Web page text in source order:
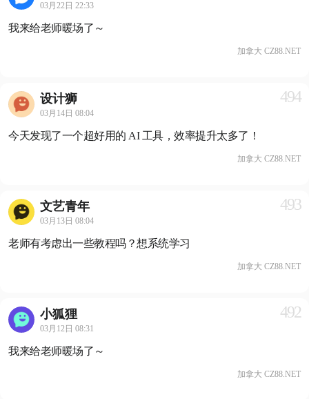
03月22日 22:33
我来给老师暖场了～
加拿大 CZ88.NET
设计狮
03月14日 08:04
494
今天发现了一个超好用的 AI 工具，效率提升太多了！
加拿大 CZ88.NET
文艺青年
03月13日 08:04
493
老师有考虑出一些教程吗？想系统学习
加拿大 CZ88.NET
小狐狸
03月12日 08:31
492
我来给老师暖场了～
加拿大 CZ88.NET